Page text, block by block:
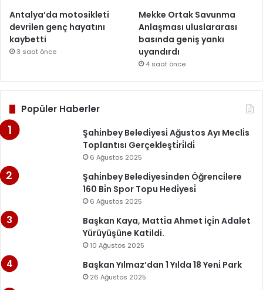
Antalya’da motosikleti
devrilen genç hayatını
kaybetti
3 saat önce
Mekke Ortak Savunma
Anlaşması uluslararası
basında geniş yankı
uyandırdı
4 saat önce
Popüler Haberler
Şahi̇nbey Beledi̇yesi̇ Ağustos Ayı Mecli̇s
Toplantısı Gerçekleşti̇ri̇ldi̇
6 Ağustos 2025
Şahi̇nbey Beledi̇yesi̇nden Öğrenci̇lere
160 Bi̇n Spor Topu Hedi̇yesi̇
6 Ağustos 2025
Başkan Kaya, Matti̇a Ahmet İçi̇n Adalet
Yürüyüşüne Katildi.
10 Ağustos 2025
Başkan Yılmaz’dan 1 Yılda 18 Yeni̇ Park
26 Ağustos 2025